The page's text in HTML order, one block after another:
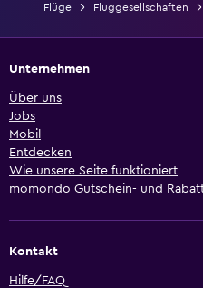
Flüge Fluggesellschaften
Unternehmen
Über uns
Jobs
Mobil
Entdecken
Wie unsere Seite funktioniert
momondo Gutschein- und
Kontakt
Hilfe/FAQ